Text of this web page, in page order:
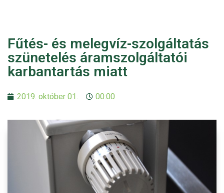
Fűtés- és melegvíz-szolgáltatás
szünetelés áramszolgáltatói
karbantartás miatt
2019. október 01. 00:00